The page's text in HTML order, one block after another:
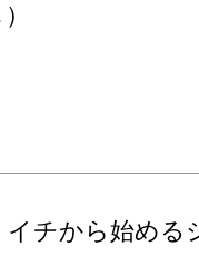
チから始める